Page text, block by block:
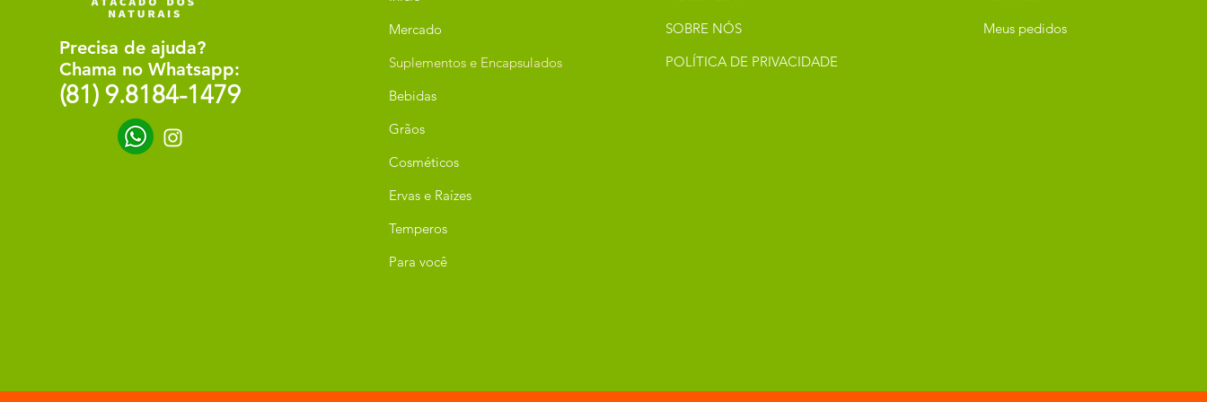
Precisa de ajuda?
Chama no Whatsapp:
(81) 9.8184-1479
Mercado
Suplementos e Encapsulados
Bebidas
Grãos
Cosméticos
Ervas e Raízes
Temperos
Para você
SOBRE NÓS
POLÍTICA DE PRIVACIDADE
Meus pedidos